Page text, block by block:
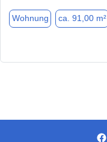
Wohnung ca. 91,00 m²